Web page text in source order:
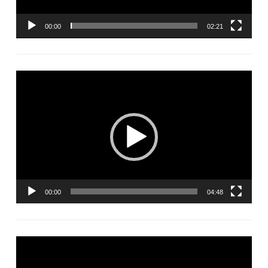
00:00 02:21
00:00 04:48